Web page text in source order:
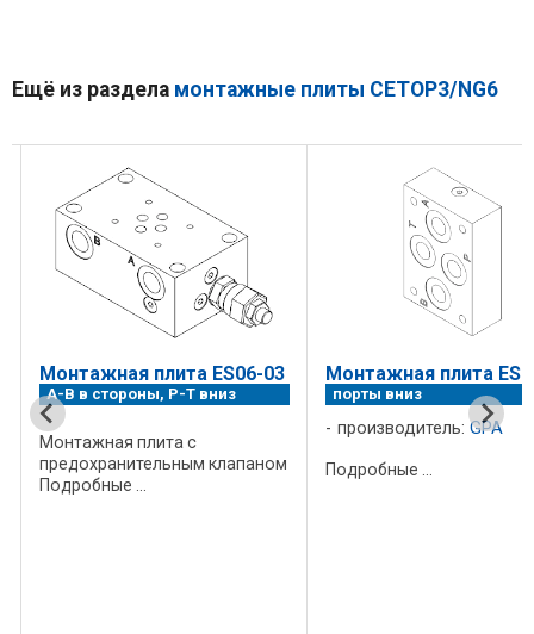
Ещё из раздела монтажные плиты CETOP3/NG6
Монтажная плита ES06-03
A-B в стороны, P-T вниз
Монтажная плита с
предохранительным клапаном
Подробные ...
Монтажная плита
порты вниз
производитель: GPA
Подробные ...